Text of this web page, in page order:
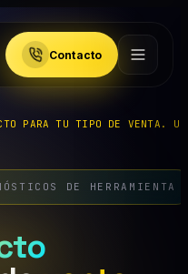
Contacto
PARA TU TIPO DE VENTA.
DE HERRAMIENTA